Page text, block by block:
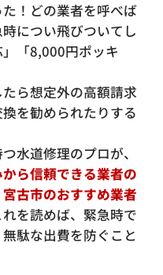
た！どの業者を呼べば
につい飛びついてし
「8,000円ポッキ
ら想定外の高額請求
を勧められたりする
水道修理のプロが、
ら信頼できる業者の
古市のおすすめ業者
を読めば、緊急時で
駄な出費を防ぐこと